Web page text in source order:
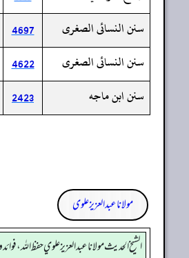
سنن النسائى الصغرى
4697
سنن النسائى الصغرى
4622
سنن ابن ماجه
2423
مولانا عبد العزیز علوی
الشيخ الحديث مولانا عبدالعزيز علوي حفظ الله،